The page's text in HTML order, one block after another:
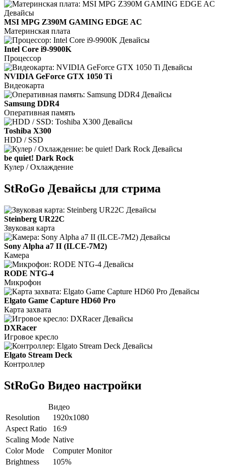
MSI MPG Z390M GAMING EDGE AC
Материнская плата
Intel Core i9-9900K
Процессор
NVIDIA GeForce GTX 1050 Ti
Видеокарта
Samsung DDR4
Оперативная память
Toshiba X300
HDD / SSD
be quiet! Dark Rock
Кулер / Охлаждение
StRoGo Девайсы для стрима
Steinberg UR22С
Звуковая карта
Sony Alpha a7 II (ILCE-7M2)
Камера
RODE NTG-4
Микрофон
Elgato Game Capture HD60 Pro
Карта захвата
DXRacer
Игровое кресло
Elgato Stream Deck
Контроллер
StRoGo Видео настройки
Видео
Resolution
1920x1080
Aspect Ratio
16:9
Scaling Mode Native
Color Mode
Computer Monitor
Brightness
105%